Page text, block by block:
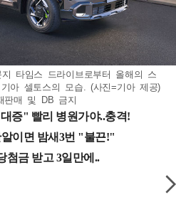
타임스 드라이브로부터 올해의 스
아 셀토스의 모습. (사진=기아 제공)
판매 및 DB 금지